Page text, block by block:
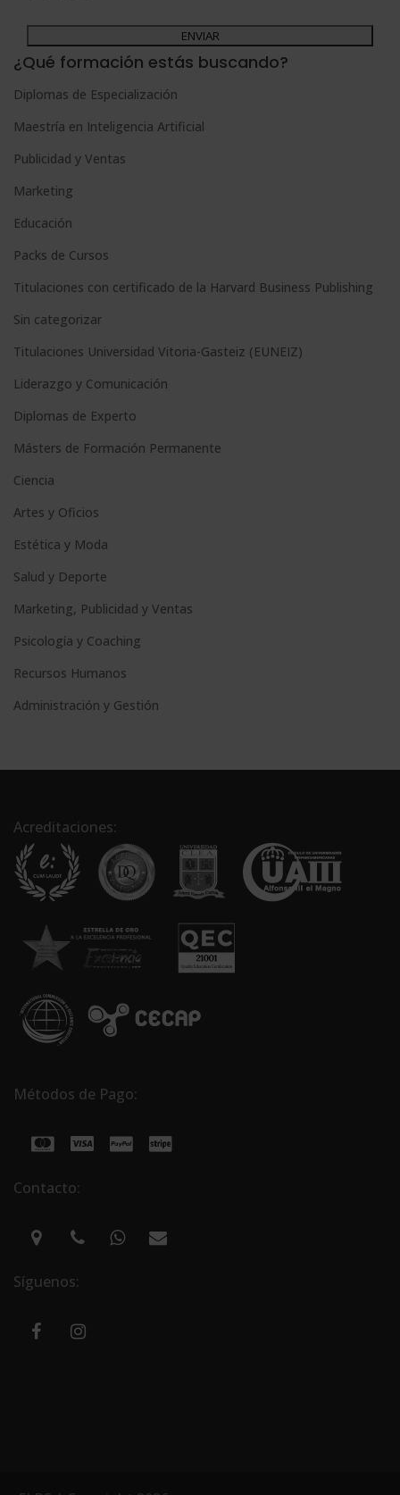
Para más información consulte nuestra Política de Privacidad.
Desea recibir información comercial (vía telefónica y/o email):
A
l
e
r
n
i
v
e
¿Qué formación estás buscando?
Diplomas de Especialización
Maestría en Inteligencia Artificial
Publicidad y Ventas
Marketing
Educación
Packs de Cursos
Titulaciones con certificado de la Harvard Business Publishing
Sin categorizar
Titulaciones Universidad Vitoria-Gasteiz (EUNEIZ)
Liderazgo y Comunicación
Diplomas de Experto
Másters de Formación Permanente
Ciencia
Artes y Oficios
Estética y Moda
Salud y Deporte
Marketing, Publicidad y Ventas
Psicología y Coaching
Recursos Humanos
Administración y Gestión
Acreditaciones:
Métodos de Pago:
Contacto:
Síguenos: